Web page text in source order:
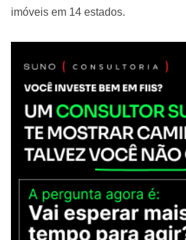
imóveis em 14 estados.